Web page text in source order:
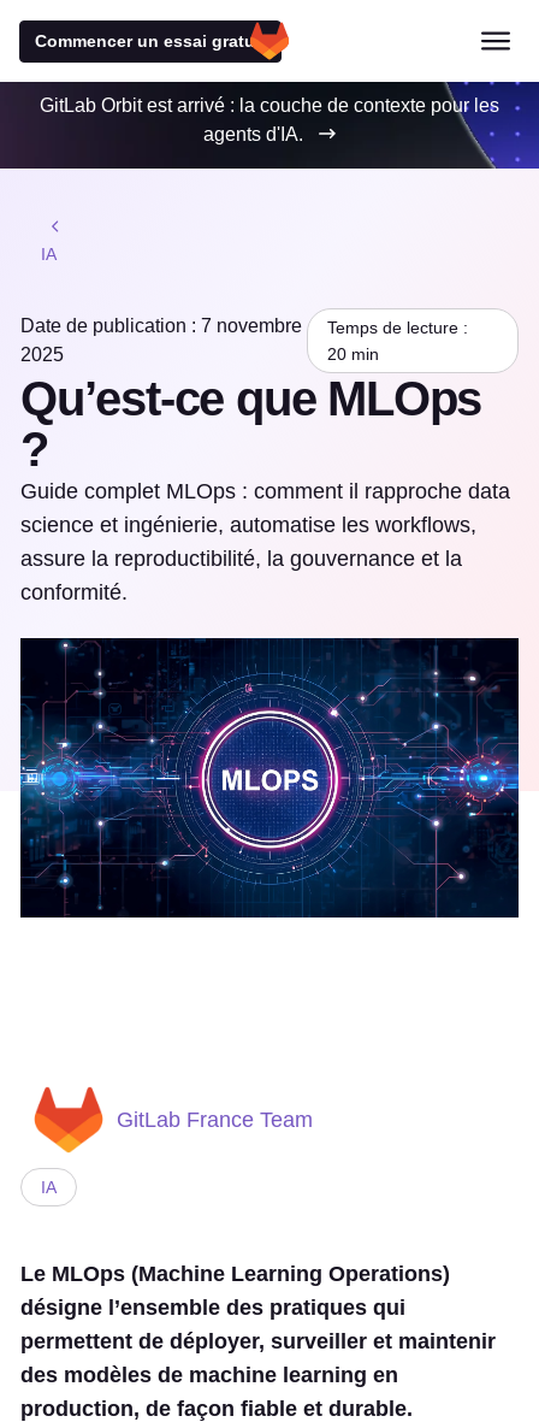
Commencer un essai gratuit
GitLab Orbit est arrivé : la couche de contexte pour les
agents d'IA.
IA
Date de publication : 7 novembre
2025
Temps de lecture :
20 min
Qu’est-ce que MLOps
?
Guide complet MLOps : comment il rapproche data
science et ingénierie, automatise les workflows,
assure la reproductibilité, la gouvernance et la
conformité.
GitLab France Team
IA
Le MLOps (Machine Learning Operations)
désigne l’ensemble des pratiques qui
permettent de déployer, surveiller et maintenir
des modèles de machine learning en
production, de façon fiable et durable.